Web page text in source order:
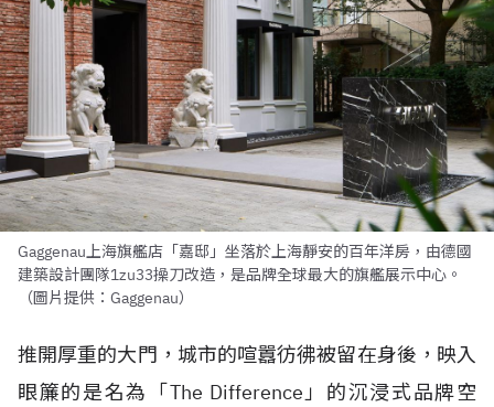
Gaggenau上海旗艦店「嘉邸」坐落於上海靜安的百年洋房，由德國
建築設計團隊1zu33操刀改造，是品牌全球最大的旗艦展示中心。
（圖片提供：Gaggenau）
推開厚重的大門，城市的喧囂彷彿被留在身後，映入
眼簾的是名為「The Difference」的沉浸式品牌空